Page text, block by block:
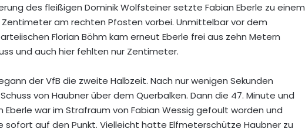
des fleißigen Dominik Wolfsteiner setzte Fabian Eberle zu einem
am rechten Pfosten vorbei. Unmittelbar vor dem
Florian Böhm kam erneut Eberle frei aus zehn Metern
und auch hier fehlten nur Zentimeter.
der VfB die zweite Halbzeit. Nach nur wenigen Sekunden
von Haubner über dem Querbalken. Dann die 47. Minute und
Eberle war im Strafraum von Fabian Wessig gefoult worden und
sofort auf den Punkt. Vielleicht hatte Elfmeterschütze Haubner zu